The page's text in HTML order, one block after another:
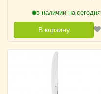
в наличии на сегодня
В корзину